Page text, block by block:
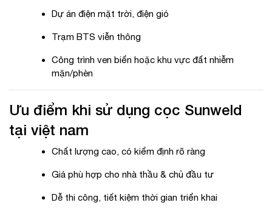
Dự án điện mặt trời, điện gió
Trạm BTS viễn thông
Công trình ven biển hoặc khu vực đất nhiễm
mặn/phèn
Ưu điểm khi sử dụng cọc Sunweld
tại việt nam
Chất lượng cao, có kiểm định rõ ràng
Giá phù hợp cho nhà thầu & chủ đầu tư
Dễ thi công, tiết kiệm thời gian triển khai